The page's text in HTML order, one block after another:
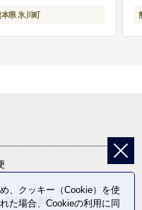
県 氷川町
宿泊・体験
、クッキー（Cookie）を使
た場合、Cookieの利用に同